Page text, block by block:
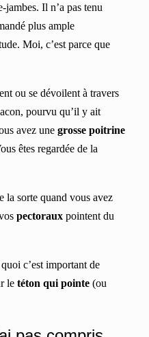
jambes. Il n’a pas tenu
plus ample
Moi, c’est parce que
ou se dévoilent à travers
pourvu qu’il y ait
avez une grosse poitrine
êtes regardée de la
la sorte quand vous avez
pectoraux pointent du
c’est important de
le téton qui pointe (ou